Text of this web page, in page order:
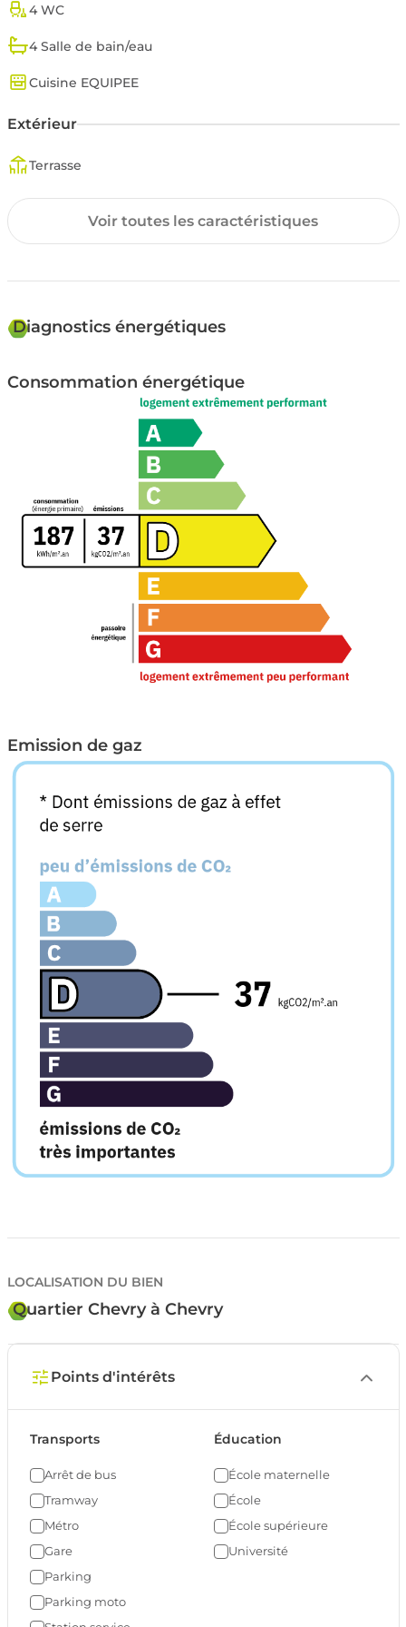
4 WC
4 Salle de bain/eau
Cuisine EQUIPEE
Extérieur
Terrasse
Surfaces annexes
Garage
Exposition SUD-OUEST
Voir toutes les caractéristiques
Diagnostics énergétiques
Consommation énergétique
Emission de gaz
LOCALISATION DU BIEN
Quartier Chevry à Chevry
Points d'intérêts
Transports
Arrêt de bus
Tramway
Métro
Gare
Parking
Parking moto
Éducation
École maternelle
École
École supérieure
Université